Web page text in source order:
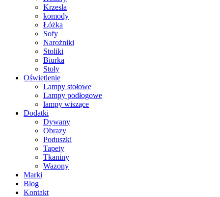
Krzesła
komody
Łóżka
Sofy
Narożniki
Stoliki
Biurka
Stoły
Oświetlenie
Lampy stołowe
Lampy podłogowe
lampy wiszące
Dodatki
Dywany
Obrazy
Poduszki
Tapety
Tkaniny
Wazony
Marki
Blog
Kontakt